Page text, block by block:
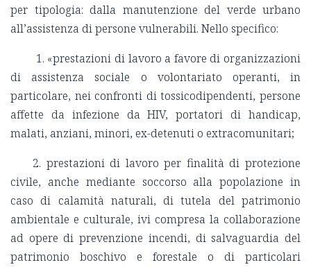
per tipologia: dalla manutenzione del verde urbano
all’assistenza di persone vulnerabili. Nello specifico:
1. «prestazioni di lavoro a favore di organizzazioni
di assistenza sociale o volontariato operanti, in
particolare, nei confronti di tossicodipendenti, persone
affette da infezione da HIV, portatori di handicap,
malati, anziani, minori, ex-detenuti o extracomunitari;
2. prestazioni di lavoro per finalità di protezione
civile, anche mediante soccorso alla popolazione in
caso di calamità naturali, di tutela del patrimonio
ambientale e culturale, ivi compresa la collaborazione
ad opere di prevenzione incendi, di salvaguardia del
patrimonio boschivo e forestale o di particolari